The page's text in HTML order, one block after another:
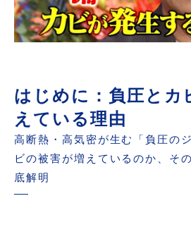
カビ対策
負圧を防ぐための賢い換気
はじめに：負圧とカ
えている理由
高断熱・高気密が生む「負圧の
ビの被害が増えているのか、そ
底解明